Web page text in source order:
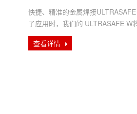
快捷、精准的金属焊接
子应用时，我们的 ULTRASAFE W
成为您···
查看详情